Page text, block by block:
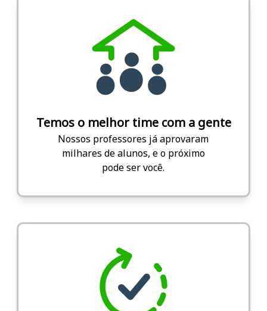
Temos o melhor time com a gente
Nossos professores já aprovaram
milhares de alunos, e o próximo
pode ser você.